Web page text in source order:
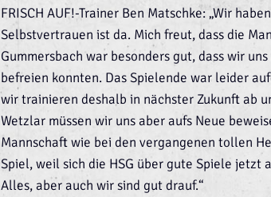
FRISCH AUF!-Trainer Ben Matschke: „Wir
Selbstvertrauen ist da. Mich freut, dass die
Gummersbach war besonders gut, dass wir
befreien konnten. Das Spielende war leider
wir trainieren deshalb in nächster Zukunft ab
Wetzlar müssen wir uns aber aufs Neue
Mannschaft wie bei den vergangenen tollen
Spiel, weil sich die HSG über gute Spiele jetzt
Alles, aber auch wir sind gut drauf.“